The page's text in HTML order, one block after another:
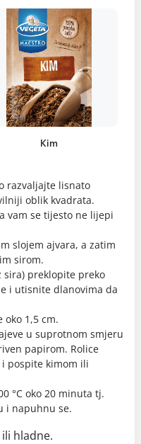
Kim
razvaljajte lisnato
oblik kvadrata.
vam se tijesto ne lijepi
slojem ajvara, a zatim
sirom.
sira) preklopite preko
i utisnite dlanovima da
1,5 cm.
u suprotnom smjeru
papirom. Rolice
pospite kimom ili
°C oko 20 minuta tj.
i napuhnu se.
hladne.